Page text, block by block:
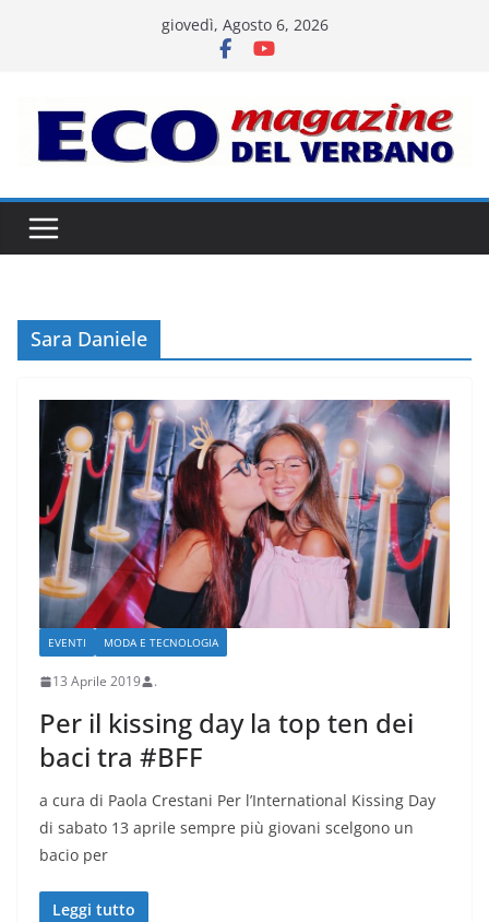
giovedì, Agosto 6, 2026
Sara Daniele
EVENTI MODA E TECNOLOGIA
13 Aprile 2019 .
Per il kissing day la top ten dei
baci tra #BFF
a cura di Paola Crestani Per l’International Kissing Day
di sabato 13 aprile sempre più giovani scelgono un
bacio per
Leggi tutto